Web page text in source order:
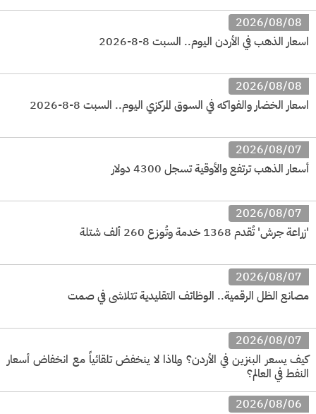
2026/08/08
اسعار الذهب في الأردن اليوم.. السبت 8-8-2026
2026/08/08
اسعار الخضار والفواكه في السوق المركزي اليوم.. السبت 8-8-2026
2026/08/07
أسعار الذهب ترتفع والأوقية تسجل 4300 دولار
2026/08/07
'زراعة جرش' تُقدم 1368 خدمة وتُوزع 260 ألف شتلة
2026/08/07
مصانع الظل الرقمية.. الوظائف التقليدية تتلاشى في صمت
2026/08/07
كيف يسعر البنزين في الأردن؟ ولماذا لا ينخفض تلقائياً مع انخفاض أسعار
النفط في العالم؟
2026/08/06